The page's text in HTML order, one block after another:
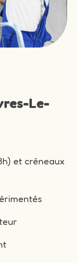
Le-
et créneaux